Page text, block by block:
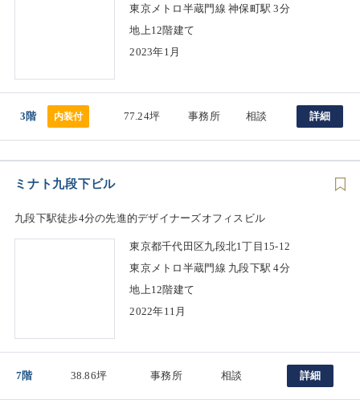
東京メトロ半蔵門線 神保町駅 3分
地上12階建て
2023年1月
3階 内装付 77.24坪 事務所 相談 詳細
ミナト九段下ビル
九段下駅徒歩4分の先進的デザイナーズオフィスビル
東京都千代田区九段北1丁目15-12
東京メトロ半蔵門線 九段下駅 4分
地上12階建て
2022年11月
7階 38.86坪 事務所 相談 詳細